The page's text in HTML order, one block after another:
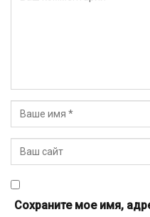
Сохраните мое имя,